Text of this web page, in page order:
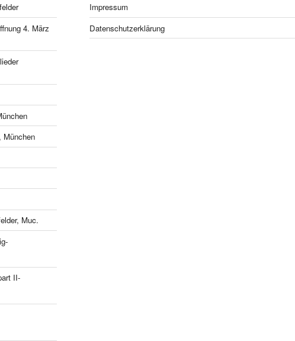
4. März
München
Muc.
II-
Impressum
Datenschutzerklärung